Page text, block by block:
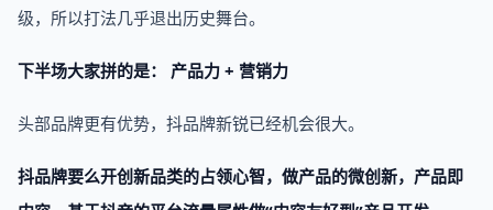
级，所以打法几乎退出历史舞台。
下半场大家拼的是： 产品力 + 营销力
头部品牌更有优势，抖品牌新锐已经机会很大。‍‍‍‍‍
抖品牌要么开创新品类的占领心智，做产品的微创新，产品即